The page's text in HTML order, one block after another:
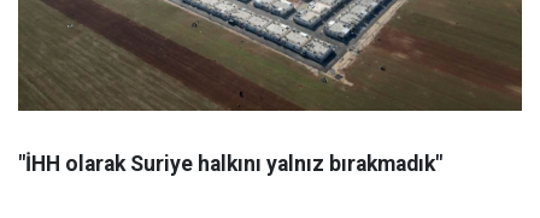
"İHH olarak Suriye halkını yalnız bırakmadık"